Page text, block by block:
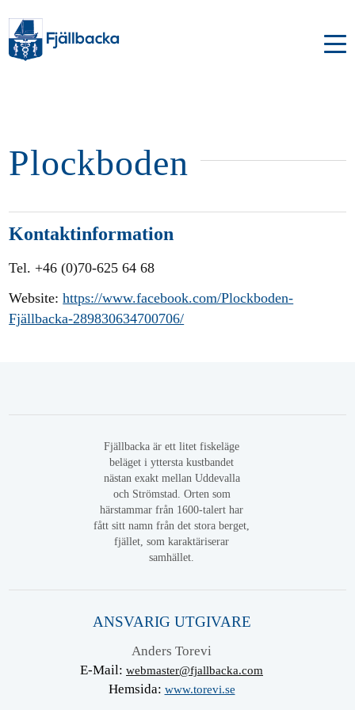
Plockboden
Kontaktinformation
Tel. +46 (0)70-625 64 68
Website:https://www.facebook.com/Plockboden-
Fjällbacka-289830634700706/
Fjällbacka är ett litet fiskeläge
beläget i yttersta kustbandet
nästan exakt mellan Uddevalla
och Strömstad. Orten som
härstammar från 1600-talert har
fått sitt namn från det stora berget,
fjället, som karaktäriserar
samhället.
ANSVARIG UTGIVARE
Anders Torevi
E-Mail: webmaster@fjallbacka.com
Hemsida: www.torevi.se